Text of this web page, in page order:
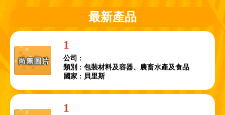
最新產品
1
公司 :
類別 : 包裝材料及容器、農畜水產及食品
國家 : 貝里斯
1